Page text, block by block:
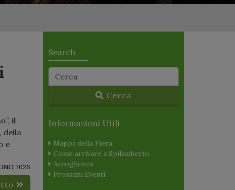
il
della
e
2026
Search
Cerca
Informazioni Utili
Mappa della Fiera
Come arrivare a Spilamberto
Accoglienza
Prossimi Eventi